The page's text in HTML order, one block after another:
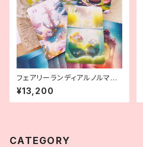
フェアリーランディアルノルマン
セット
¥13,200
CATEGORY